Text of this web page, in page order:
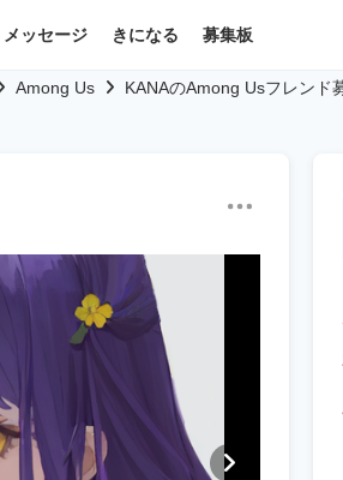
メッセージ きになる 募集板
Among Us KANAのAmong Usフレンド